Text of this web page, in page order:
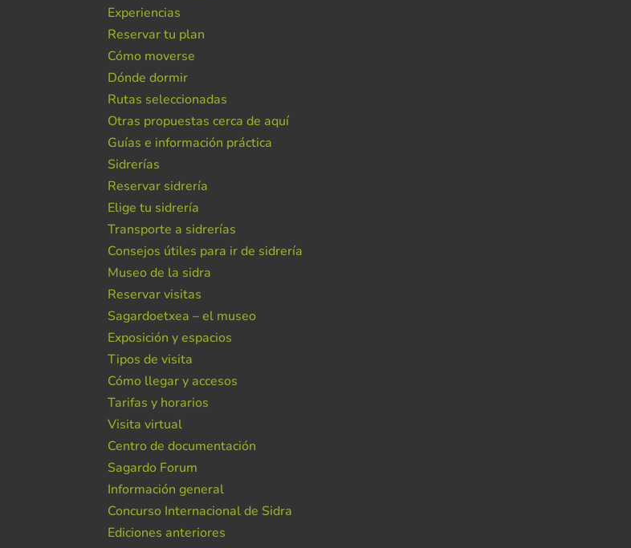
Experiencias
Reservar tu plan
Cómo moverse
Dónde dormir
Rutas seleccionadas
Otras propuestas cerca de aquí
Guías e información práctica
Sidrerías
Reservar sidrería
Elige tu sidrería
Transporte a sidrerías
Consejos útiles para ir de sidrería
Museo de la sidra
Reservar visitas
Sagardoetxea – el museo
Exposición y espacios
Tipos de visita
Cómo llegar y accesos
Tarifas y horarios
Visita virtual
Centro de documentación
Sagardo Forum
Información general
Concurso Internacional de Sidra
Ediciones anteriores